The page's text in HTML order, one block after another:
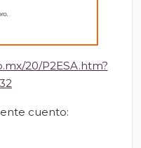
20/P2ESA.htm?
cuento: